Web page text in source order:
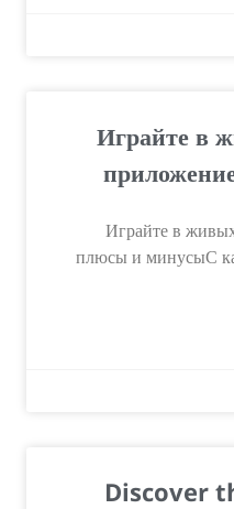
Играйте в
Играйте в
плюсы и минусыС
Discover